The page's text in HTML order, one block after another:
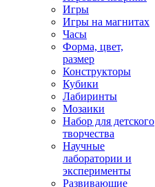
Игры
Игры на магнитах
Часы
Форма, цвет,
размер
Конструкторы
Кубики
Лабиринты
Мозаики
Набор для детского
творчества
Научные
лаборатории и
эксперименты
Развивающие